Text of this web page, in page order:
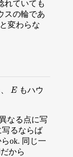
れていても
スの輪であ
変わらな
、Eもハウ
なる点に写
るならば
ok. 同じ一
から